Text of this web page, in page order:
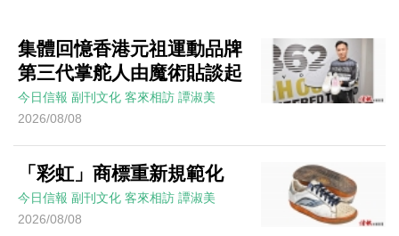
集體回憶香港元祖運動品牌
第三代掌舵人由魔術貼談起
今日信報 副刊文化 客來相訪 譚淑美
2026/08/08
「彩虹」商標重新規範化
今日信報 副刊文化 客來相訪 譚淑美
2026/08/08